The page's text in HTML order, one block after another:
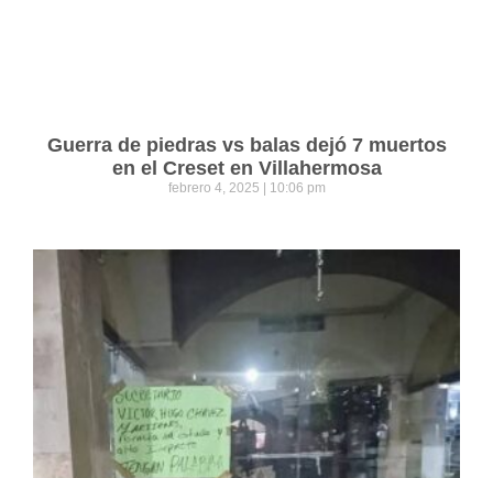
Guerra de piedras vs balas dejó 7 muertos
en el Creset en Villahermosa
febrero 4, 2025 10:06 pm